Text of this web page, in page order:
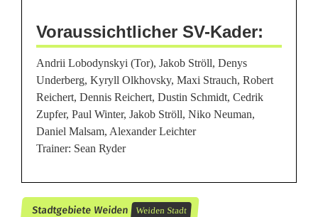
Voraussichtlicher SV-Kader:
Andrii Lobodynskyi (Tor), Jakob Ströll, Denys
Underberg, Kyryll Olkhovsky, Maxi Strauch, Robert
Reichert, Dennis Reichert, Dustin Schmidt, Cedrik
Zupfer, Paul Winter, Jakob Ströll, Niko Neuman,
Daniel Malsam, Alexander Leichter
Trainer: Sean Ryder
Stadtgebiete Weiden Weiden Stadt